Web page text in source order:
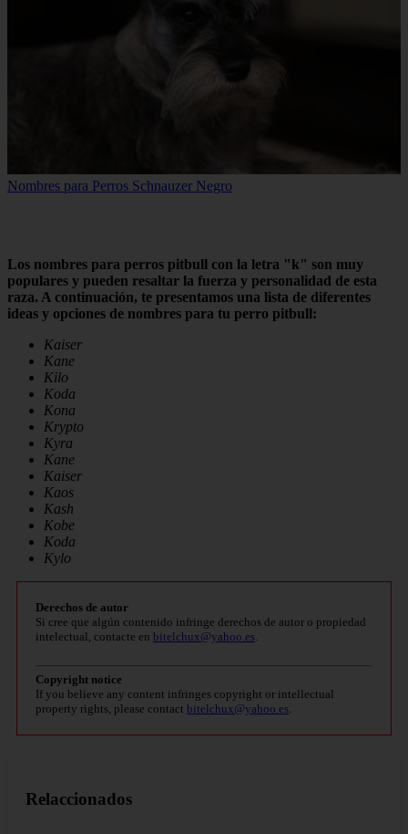
Nombres para Perros Schnauzer Negro
Los nombres para perros pitbull con la letra "k" son muy
populares y pueden resaltar la fuerza y personalidad de esta
raza. A continuación, te presentamos una lista de diferentes
ideas y opciones de nombres para tu perro pitbull:
Kaiser
Kane
Kilo
Koda
Kona
Krypto
Kyra
Kane
Kaiser
Kaos
Kash
Kobe
Koda
Kylo
Derechos de autor
Si cree que algún contenido infringe derechos de autor o propiedad
intelectual, contacte en bitelchux@yahoo.es.
Copyright notice
If you believe any content infringes copyright or intellectual
property rights, please contact bitelchux@yahoo.es.
Relaccionados